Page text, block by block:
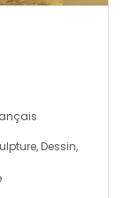
Dessin,